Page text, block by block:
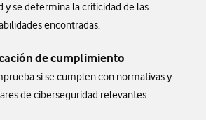
y se determina la criticidad de las
encontradas.
de cumplimiento
si se cumplen con normativas y
de ciberseguridad relevantes.